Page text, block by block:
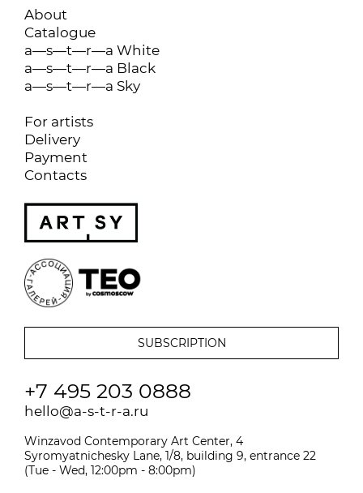
About
Catalogue
a—s—t—r—a White
a—s—t—r—a Black
a—s—t—r—a Sky
For artists
Delivery
Payment
Contacts
+7 495 203 0888
hello@a-s-t-r-a.ru
Winzavod Contemporary Art Center, 4
Syromyatnichesky Lane, 1/8, building 9, entrance 22
(Tue - Wed, 12:00pm - 8:00pm)